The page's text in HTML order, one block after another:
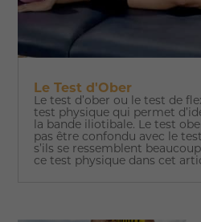
Le Test d'Ober
Le test d’ober ou le test de
test physique qui permet
la bande iliotibale. Le test
pas être confondu avec le
s’ils se ressemblent
ce test physique dans cet